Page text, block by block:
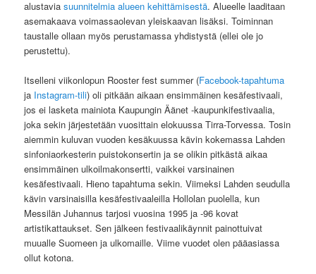
alustavia suunnitelmia alueen kehittämisestä. Alueelle laaditaan
asemakaava voimassaolevan yleiskaavan lisäksi. Toiminnan
taustalle ollaan myös perustamassa yhdistystä (ellei ole jo
perustettu).
Itselleni viikonlopun Rooster fest summer (Facebook-tapahtuma
ja Instagram-tili) oli pitkään aikaan ensimmäinen kesäfestivaali,
jos ei lasketa mainiota Kaupungin Äänet -kaupunkifestivaalia,
joka sekin järjestetään vuosittain elokuussa Tirra-Torvessa. Tosin
aiemmin kuluvan vuoden kesäkuussa kävin kokemassa Lahden
sinfoniaorkesterin puistokonsertin ja se olikin pitkästä aikaa
ensimmäinen ulkoilmakonsertti, vaikkei varsinainen
kesäfestivaali. Hieno tapahtuma sekin. Viimeksi Lahden seudulla
kävin varsinaisilla kesäfestivaaleilla Hollolan puolella, kun
Messilän Juhannus tarjosi vuosina 1995 ja -96 kovat
artistikattaukset. Sen jälkeen festivaalikäynnit painottuivat
muualle Suomeen ja ulkomaille. Viime vuodet olen pääasiassa
ollut kotona.